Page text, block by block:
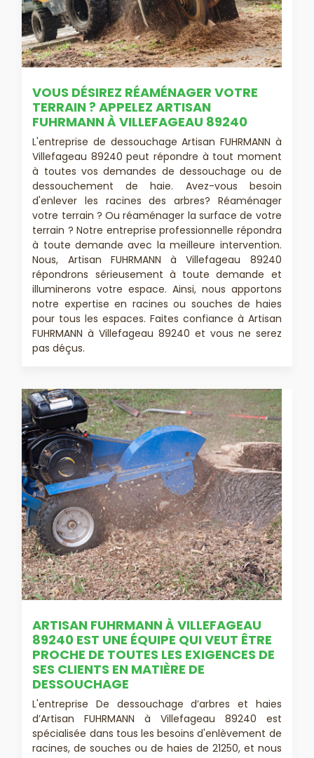
VOUS DÉSIREZ RÉAMÉNAGER VOTRE
TERRAIN ? APPELEZ ARTISAN
FUHRMANN À VILLEFAGEAU 89240
L'entreprise de dessouchage Artisan FUHRMANN à
Villefageau 89240 peut répondre à tout moment
à toutes vos demandes de dessouchage ou de
dessouchement de haie. Avez-vous besoin
d'enlever les racines des arbres? Réaménager
votre terrain ? Ou réaménager la surface de votre
terrain ? Notre entreprise professionnelle répondra
à toute demande avec la meilleure intervention.
Nous, Artisan FUHRMANN à Villefageau 89240
répondrons sérieusement à toute demande et
illuminerons votre espace. Ainsi, nous apportons
notre expertise en racines ou souches de haies
pour tous les espaces. Faites confiance à Artisan
FUHRMANN à Villefageau 89240 et vous ne serez
pas déçus.
ARTISAN FUHRMANN À VILLEFAGEAU
89240 EST UNE ÉQUIPE QUI VEUT ÊTRE
PROCHE DE TOUTES LES EXIGENCES DE
SES CLIENTS EN MATIÈRE DE
DESSOUCHAGE
L'entreprise De dessouchage d’arbres et haies
d’Artisan FUHRMANN à Villefageau 89240 est
spécialisée dans tous les besoins d'enlèvement de
racines, de souches ou de haies de 21250, et nous